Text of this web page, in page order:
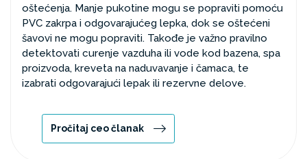
oštećenja. Manje pukotine mogu se popraviti pomoću
PVC zakrpa i odgovarajućeg lepka, dok se oštećeni
šavovi ne mogu popraviti. Takođe je važno pravilno
detektovati curenje vazduha ili vode kod bazena, spa
proizvoda, kreveta na naduvavanje i čamaca, te
izabrati odgovarajući lepak ili rezervne delove.
Pročitaj ceo članak